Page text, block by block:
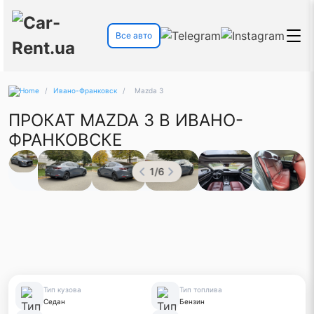
Все авто
/ Ивано-Франковск / Mazda 3
ПРОКАТ MAZDA 3 В ИВАНО-
ФРАНКОВСКЕ
1/6
Тип кузова
Седан
Тип топлива
Бензин